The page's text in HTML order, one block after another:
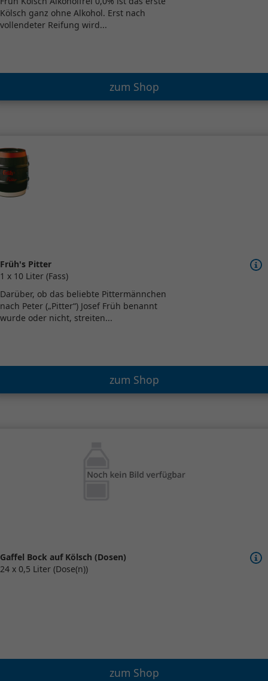
Kölsch ganz ohne Alkohol. Erst nach
vollendeter Reifung wird...
zum Shop
Früh's Pitter
1 x 10 Liter (Fass)
Darüber, ob das beliebte Pittermännchen
nach Peter („Pitter“) Josef Früh benannt
wurde oder nicht, streiten...
zum Shop
Gaffel Bock auf Kölsch (Dosen)
24 x 0,5 Liter (Dose(n))
zum Shop